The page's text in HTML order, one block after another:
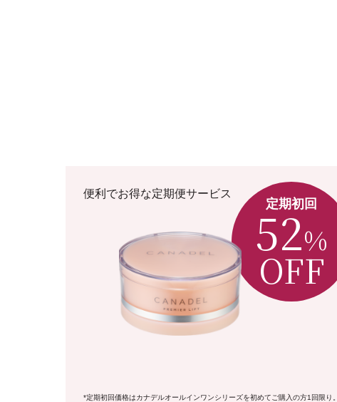
便利でお得な定期便サービス
定期初回
52%
OFF
*定期初回価格はカナデルオールインワンシリーズを初めてご購入の方1回限り。